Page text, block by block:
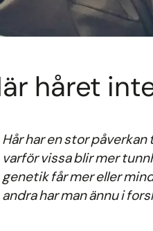
håret
Hår har en stor
varför vissa blir mer
genetik får mer eller
andra har man ännu i